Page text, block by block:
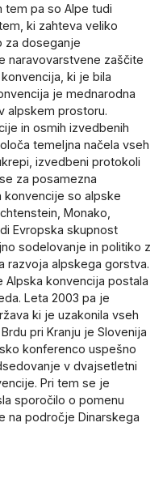
tem pa so Alpe tudi
ki zahteva veliko
za doseganje
naravovarstvene zaščite
ki je bila
je mednarodna
alpskem prostoru.
in osmih izvedbenih
temeljna načela vseh
izvedbeni protokoli
za posamezna
konvencije so alpske
Monako,
Evropska skupnost
sodelovanje in politiko z
razvoja alpskega gorstva.
Alpska konvencija postala
Leta 2003 pa je
ki je uzakonila vseh
pri Kranju je Slovenija
konferenco uspešno
v dvajsetletni
Pri tem se je
sporočilo o pomenu
na področje Dinarskega